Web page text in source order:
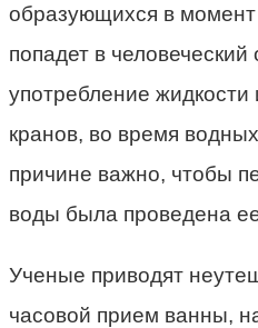
образующихся в
попадет в человеческий
употребление
кранов, во время
причине важно, чтобы
воды была проведена
Ученые приводят
часовой прием ванны,